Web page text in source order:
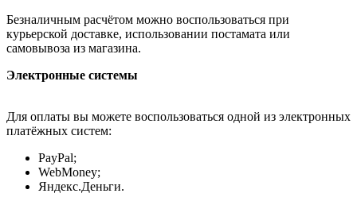
Безналичным расчётом можно воспользоваться при
курьерской доставке, использовании постамата или
самовывоза из магазина.
Электронные системы
Для оплаты вы можете воспользоваться одной из электронных
платёжных систем:
PayPal;
WebMoney;
Яндекс.Деньги.